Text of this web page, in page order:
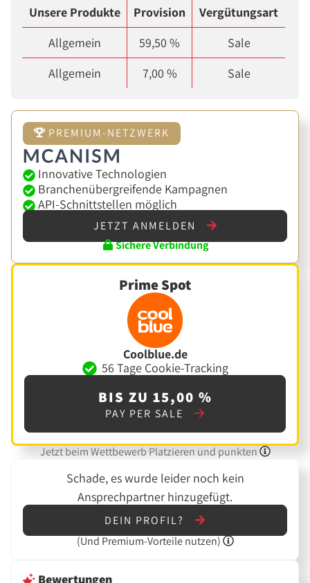
Unsere Produkte Provision
Vergütungsart
Allgemein
59,50 %
Sale
Allgemein
7,00 % Sale
PREMIUM-NETZWERK
Innovative Technologien
Branchenübergreifende Kampagnen
API-Schnittstellen möglich
JETZT ANMELDEN
Sichere Verbindung
Prime Spot
Coolblue.de
56 Tage Cookie-Tracking
BIS ZU 15,00 %
PAY PER SALE
Jetzt beim Wettbewerb Platzieren und punkten
Schade, es wurde leider noch kein
Ansprechpartner hinzugefügt.
DEIN PROFIL?
(Und Premium-Vorteile nutzen)
Bewertungen